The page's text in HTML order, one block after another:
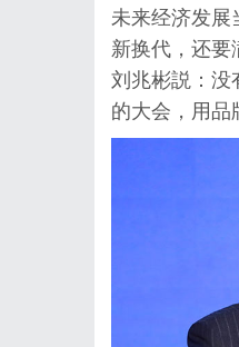
未来经济发展
新换代，还要
刘兆彬説：没
的大会，用品